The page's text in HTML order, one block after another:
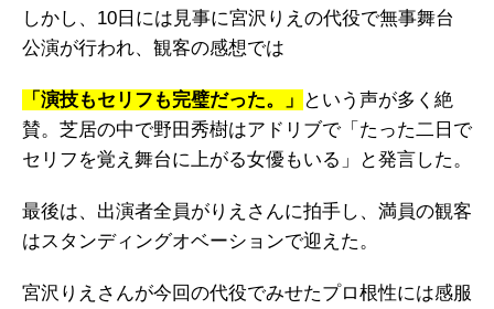
しかし、10日には見事に宮沢りえの代役で無事舞台
公演が行われ、観客の感想では
「演技もセリフも完璧だった。」
という声が多く絶
賛。芝居の中で野田秀樹はアドリブで「たった二日で
セリフを覚え舞台に上がる女優もいる」と発言した。
最後は、出演者全員がりえさんに拍手し、満員の観客
はスタンディングオベーションで迎えた。
宮沢りえさんが今回の代役でみせたプロ根性には感服